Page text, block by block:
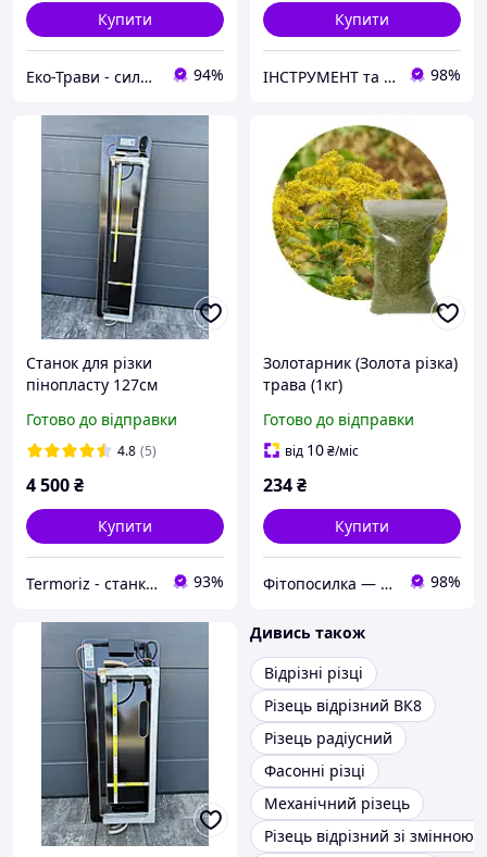
Купити
Еко-Трави - сила природи для Вашого здоров'я! 94%
Купити
ІНСТРУМЕНТ та МЕТИЗИ 98%
Станок для різки
пінопласту 127см
Готово до відправки
4.8 (5)
4 500₴
Купити
Termoriz - станки для порізки пінопласту 93%
Золотарник (Золота різка)
трава (1кг)
Готово до відправки
від 10₴/міс
234₴
Купити
Фітопосилка — магазин рослинної сировини та натуральної продукції. У каталозі понад 200 позицій. 98%
Дивись також
Відрізні різці
Різець відрізний ВК8
Різець радіусний
Фасонні різці
Механічний різець
Різець відрізний зі змінною